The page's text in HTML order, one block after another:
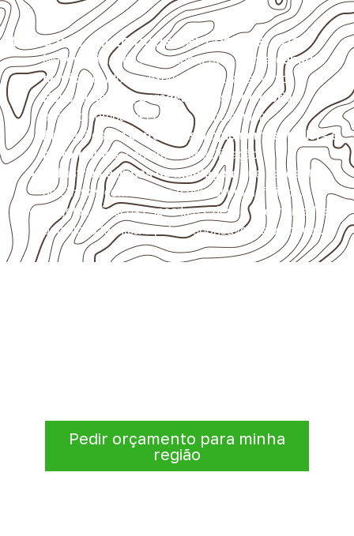
Onde o produto pode ser considerado
Móveis, divisórias e componentes de
marcenaria
técnica
, conforme exposição e acabamento.
Revestimentos, paredes, pisos e divisórias ,
quando compatíveis com a ficha técnica.
Aplicações emcarrocerias, implementos, trailers e
motorhomes, conforme especificação.
Indústrias e linhas de montagem que necessitam
de chapas com formato e espessura definidos.
Projetos náuticos específicos, desde que validados
pela ficha técnica e pelo responsável pelo projeto.
Pedir orçamento para minha
região